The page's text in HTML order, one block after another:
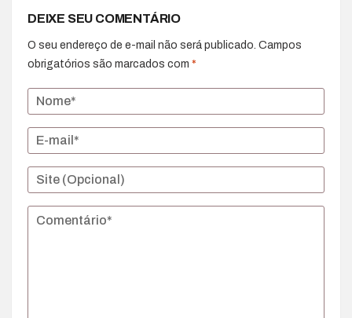
DEIXE SEU COMENTÁRIO
O seu endereço de e-mail não será publicado. Campos
obrigatórios são marcados com *